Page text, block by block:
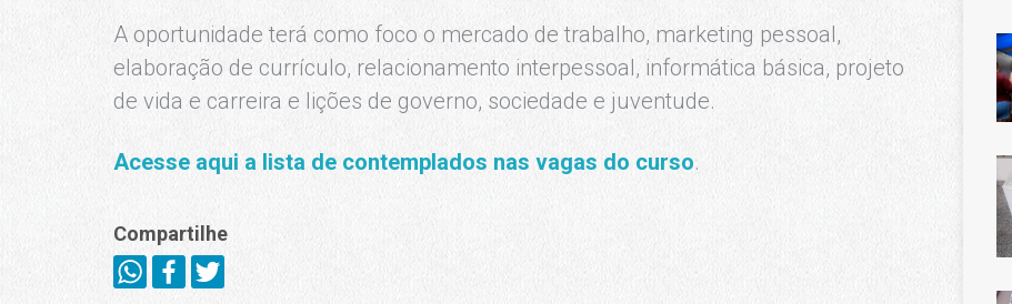
A oportunidade terá como foco o mercado de trabalho, marketing pessoal,
elaboração de currículo, relacionamento interpessoal, informática básica, projeto
de vida e carreira e lições de governo, sociedade e juventude.
Acesse aqui a lista de contemplados nas vagas do curso.
Compartilhe